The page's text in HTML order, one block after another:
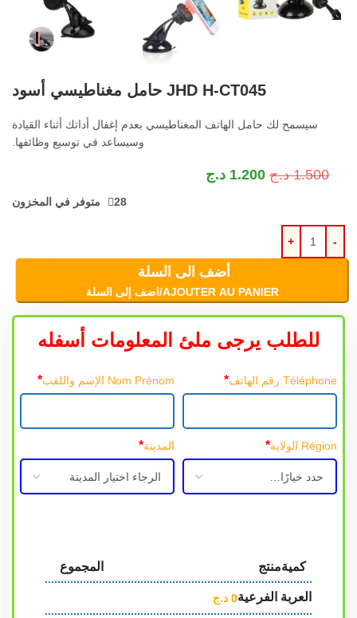
JHD H-CT045 حامل مغناطيسي أسود
سيسمح لك حامل الهاتف المغناطيسي بعدم إغفال أداتك أثناء القيادة
وسيساعد في توسيع وظائفها.
1.500 د.ج 1.200 د.ج
28 متوفر في المخزون
أضف الى السلة
AJOUTER AU PANIER/اضف إلى السلة
للطلب يرجى ملئ المعلومات أسفله
Téléphone رقم الهاتف * Nom Prénom الإسم واللقب *
Région الولاية * المدينة*
منتجكمية المجموع
العربة الفرعية0 د.ج